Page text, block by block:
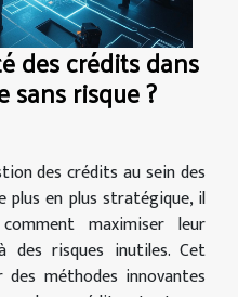
des crédits dans
sans risque ?
des crédits au sein des
plus en plus stratégique, il
maximiser leur
des risques inutiles. Cet
méthodes innovantes